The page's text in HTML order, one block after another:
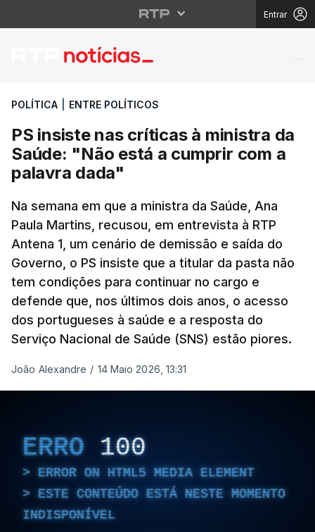
Entrar
PS insiste nas
POLÍTICA ENTRE POLÍTICOS
PS insiste nas críticas à ministra da
Saúde: "Não está a cumprir com a
palavra dada"
Na semana em que a ministra da Saúde, Ana
Paula Martins, recusou, em entrevista à RTP
Antena 1, um cenário de demissão e saída do
Governo, o PS insiste que a titular da pasta não
tem condições para continuar no cargo e
defende que, nos últimos dois anos, o acesso
dos portugueses à saúde e a resposta do
Serviço Nacional de Saúde (SNS) estão piores.
João Alexandre / 14 Maio 2026, 13:31
ERRO 100
ERROR ON HTML5 MEDIA ELEMENT
ESTE CONTEÚDO ESTÁ NESTE MOMENTO
INDISPONÍVEL